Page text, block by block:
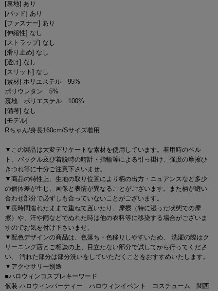
[裏地] あり
[パッド] あり
[ファスナー] あり
[伸縮性] なし
[ストラップ] なし
[滑り止め] なし
[透け] なし
[スリット] なし
[素材] ポリエステル 95%
ポリウレタン 5%
裏地 ポリエステル 100%
[備考] なし
[モデル]
Rちゃん/身長160cm/Sサイズ着用
▼この製品は大変デリケートな素材を使用しています。着用時のベル
ト、バックル及び着脱時の時計・指輪等による引っ掛け、強度の摩擦ひ
きつれ等に十分ご注意下さいませ。
▼商品の特性上、生地の取り位置により柄の出方・ニュアンスなど多少
の個体差が生じ、画像と表情が異なることがございます。また柄が縫い
合わせ部分で必ずしも合っていないことがございます。
▼長時間濡れたままで重ねて置いたり、摩擦（特に湿った状態での摩
擦）や、汗や雨などでぬれた時は他の衣料等に移染する場合がございま
すのでお気を付け下さいませ。
▼配色デザインの商品は、色落ち・色移りしやすいため、 洗濯の際はク
リーニング店とご相談の上、目立たない部分で試してから行ってくださ
い。 汚れた部分は部分洗いをしていただくことをおすすめいたします。
▼アクセサリー別途
■ハロウィンコスプレキーワード
仮装 ハロウィンパーティー ハロウィンイベント コスチューム 関西